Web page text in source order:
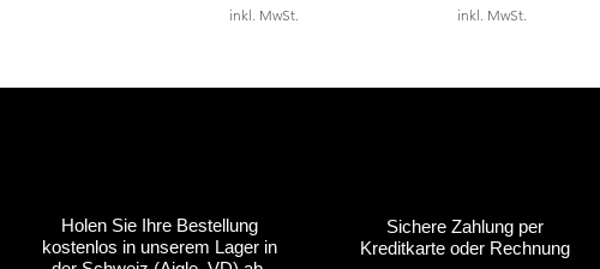
inkl. MwSt. inkl. MwSt.
Schnellansicht
Anpassbar Schnellansicht
Anpassbar Anpassbar
Schnellansicht
Anpassbar Schnellansicht
Anpassbar Anpassbar
Sichere Zahlung per
Kreditkarte oder Rechnung
Holen Sie Ihre Bestellung
kostenlos in unserem Lager in